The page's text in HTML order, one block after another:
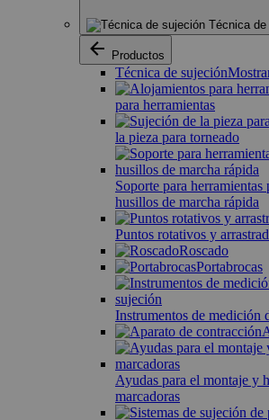
Técnica
Productos
Técnica de sujeción
para herramientas
la pieza para torneado
Soporte para herramientas
husillos de marcha rápida
Puntos rotativos y
Roscado
Portabrocas
Instrumentos de medición
Ayudas para el montaje y
marcadoras